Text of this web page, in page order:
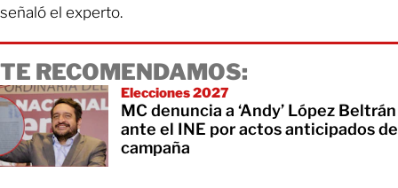
señaló el experto.
TE RECOMENDAMOS:
Elecciones 2027
MC denuncia a ‘Andy’ López Beltrán
ante el INE por actos anticipados de
campaña